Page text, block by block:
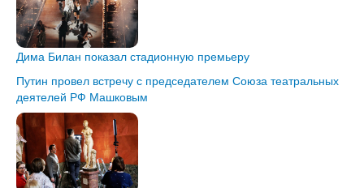
Дима Билан показал стадионную премьеру
Путин провел встречу с председателем Союза театральных
деятелей РФ Машковым